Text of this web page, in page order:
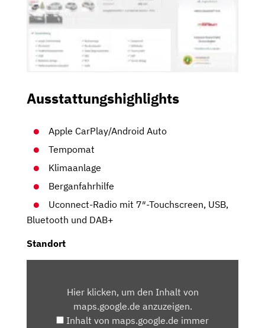
Ausstattungshighlights
Apple CarPlay/Android Auto
Tempomat
Klimaanlage
Berganfahrhilfe
Uconnect-Radio mit 7″-Touchscreen, USB,
Bluetooth und DAB+
Standort
MAPS.GOOGLE.DEHier klicken, um den Inhalt von
maps.google.de anzuzeigen.
Inhalt von maps.google.de immer